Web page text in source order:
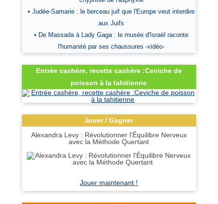
• Judée-Samarie : le berceau juif que l'Europe veut interdire
aux Juifs
• De Massada à Lady Gaga : le musée d'Israël raconte
l'humanité par ses chaussures -vidéo-
Entrée cashère, recette cashère :Ceviche de
poisson à la tahitienne
Jouer / Gagner
Alexandra Levy : Révolutionner l'Équilibre Nerveux
avec la Méthode Quertant
Jouer maintenant !